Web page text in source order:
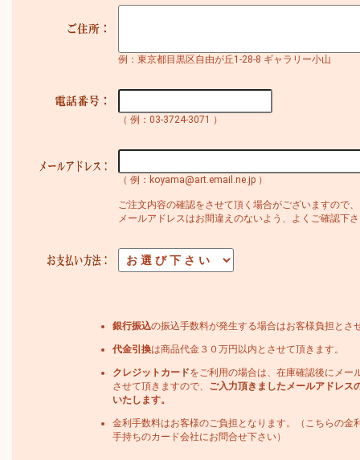
例：東京都目黒区自由が丘1-28-8 ギャラリー小山
（ 例：03-3724-3071 ）
（ 例：koyama@art.email.ne.jp ）
ご注文内容の確認をさせて頂く場合がございますので、
メールアドレスはお間違えのないよう、よくご確認下
銀行振込の振込手数料が発生する場合はお客様負担とさ
代金引換は商品代金３０万円以内とさせて頂きます。
クレジットカードをご利用の場合は、在庫確認後にメー
させて頂きますので、
ご入力頂きましたメールアドレス
いたします。
金利手数料はお客様のご負担となります。（こちらの金
手持ちのカード会社にお問合せ下さい）